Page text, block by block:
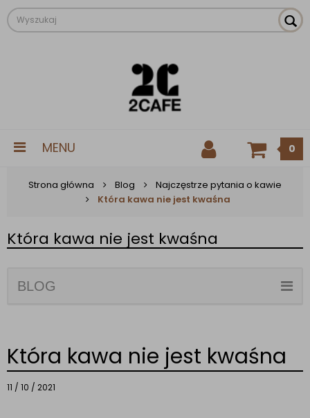
MENU 0
Strona główna Blog
Najczęstrze pytania o kawie
Która kawa nie jest kwaśna
Która kawa nie jest kwaśna
BLOG
Która kawa nie jest kwaśna
11 / 10 / 2021